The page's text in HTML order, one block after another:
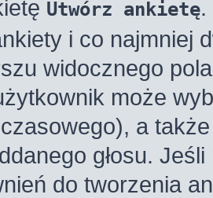
Utwórz ankietę.
i co najmniej
widocznego
może
a
głosu.
do tworzenia